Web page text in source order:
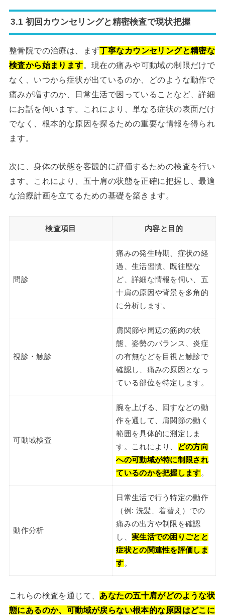
3.1 初回カウンセリングと精密検査で現状把握
整骨院での治療は、まず丁寧なカウンセリングと精密な
検査から始まります。現在の痛みや可動域の制限だけで
なく、いつから症状が出ているのか、どのような動作で
痛みが増すのか、日常生活で困っていることなど、詳細
にお話を伺います。これにより、単なる症状の表面だけ
でなく、根本的な原因を探るための重要な情報を得られ
ます。
次に、身体の状態を客観的に評価するための検査を行い
ます。これにより、五十肩の状態を正確に把握し、最適
な治療計画を立てるための基礎を築きます。
検査項目 内容と目的
問診
痛みの発生時期、症状の経
過、生活習慣、既往歴な
ど、詳細な情報を伺い、五
十肩の原因や背景を多角的
に分析します。
視診・触診
肩関節や周辺の筋肉の状
態、姿勢のバランス、炎症
の有無などを目視と触診で
確認し、痛みの原因となっ
ている部位を特定します。
可動域検査
腕を上げる、回すなどの動
作を通して、肩関節の動く
範囲を具体的に測定しま
す。これにより、
どの方向
への可動域が特に制限され
ているのかを把握します。
動作分析
日常生活で行う特定の動作
（例: 洗髪、着替え）での
痛みの出方や制限を確認
し、 実生活での困りごとと
症状との関連性を評価しま
す。
これらの検査を通じて、 あなたの五十肩がどのような状
態にあるのか、可動域が戻らない根本的な原因はどこに